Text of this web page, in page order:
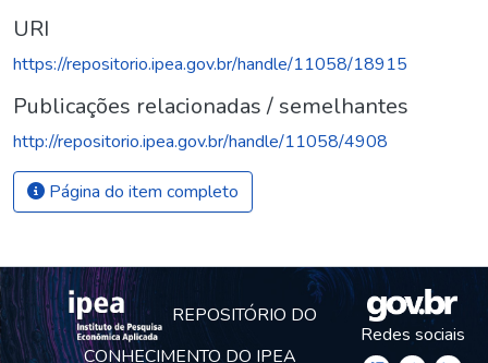
URI
https://repositorio.ipea.gov.br/handle/11058/18915
Publicações relacionadas / semelhantes
http://repositorio.ipea.gov.br/handle/11058/4908
Página do item completo
REPOSITÓRIO DO
CONHECIMENTO DO IPEA
Redes sociais